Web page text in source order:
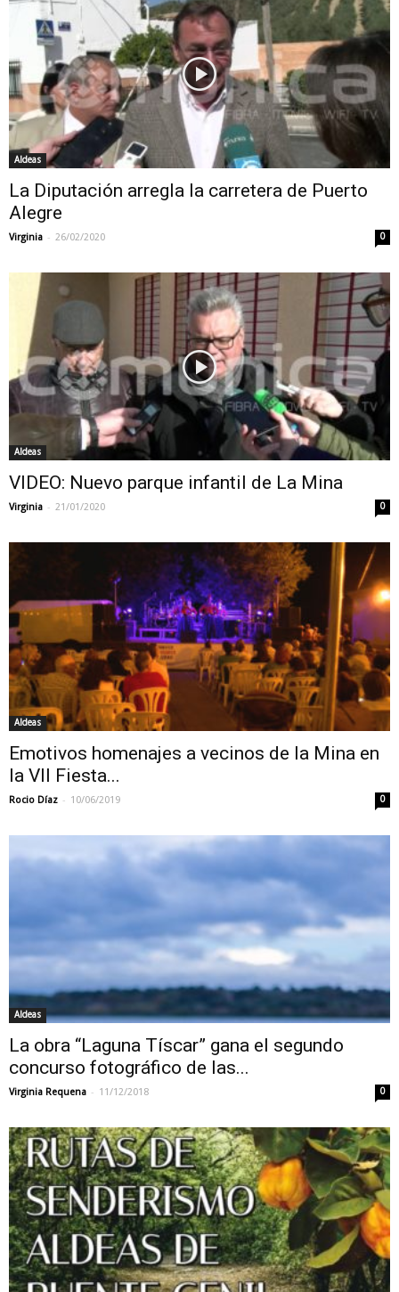
Aldeas
La Diputación arregla la carretera de Puerto
Alegre
Virginia - 26/02/2020 0
Aldeas
VIDEO: Nuevo parque infantil de La Mina
Virginia - 21/01/2020 0
Aldeas
Emotivos homenajes a vecinos de la Mina en
la VII Fiesta...
Rocio Díaz - 10/06/2019 0
Aldeas
La obra “Laguna Tíscar” gana el segundo
concurso fotográfico de las...
Virginia Requena - 11/12/2018 0